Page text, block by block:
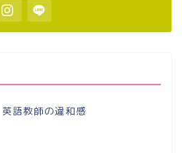
英語教師の違和感